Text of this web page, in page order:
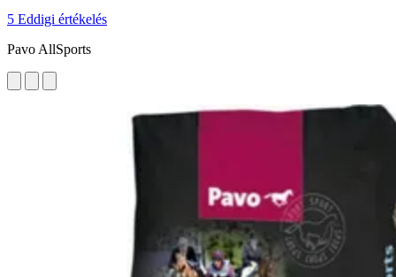
5 Eddigi értékelés
Pavo AllSports